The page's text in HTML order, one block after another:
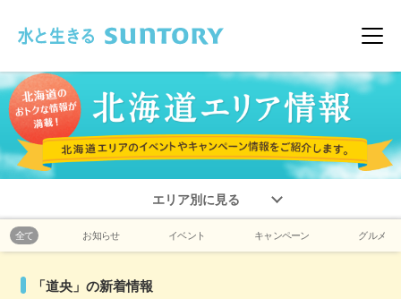
メ
エリア別に見る
全て お知らせ イベント キャンペーン グルメ
「道央」の新着情報